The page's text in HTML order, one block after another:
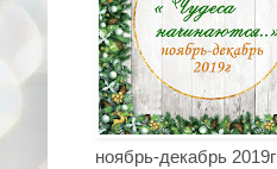
ноябрь-декабрь 2019г